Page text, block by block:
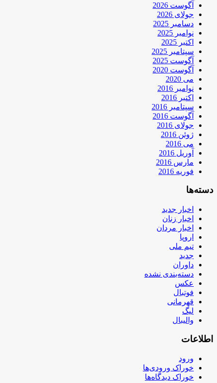
آگوست 2026
جولای 2026
دسامبر 2025
نوامبر 2025
اکتبر 2025
سپتامبر 2025
آگوست 2025
آگوست 2020
می 2020
نوامبر 2016
اکتبر 2016
سپتامبر 2016
آگوست 2016
جولای 2016
ژوئن 2016
می 2016
آوریل 2016
مارس 2016
فوریه 2016
دسته‌ها
اخبار جدید
اخبار زنان
اخبار مردان
اروپا
تیم ملی
جدید
داوران
دسته‌بندی نشده
عکس
فوتبال
قهرمانی
لیگ
والیبال
اطلاعات
ورود
خوراک ورودی‌ها
خوراک دیدگاه‌ها